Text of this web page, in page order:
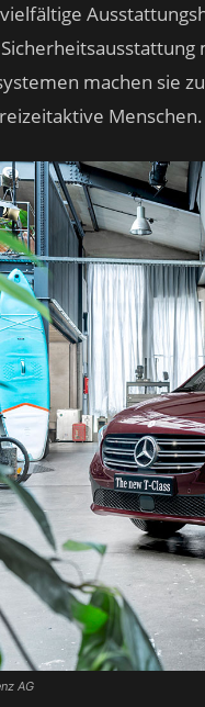
machen sie
Menschen.
AG